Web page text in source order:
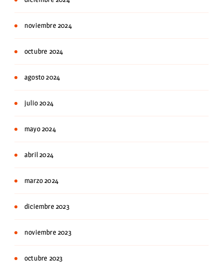
noviembre 2024
octubre 2024
agosto 2024
julio 2024
mayo 2024
abril 2024
marzo 2024
diciembre 2023
noviembre 2023
octubre 2023